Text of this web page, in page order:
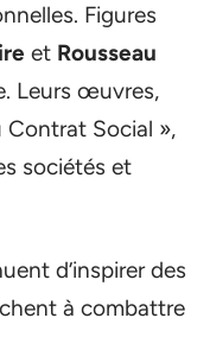
Figures
et Rousseau
Leurs œuvres,
Contrat Social »,
sociétés et
d’inspirer des
à combattre